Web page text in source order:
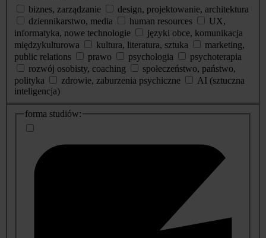
biznes, zarządzanie
design, projektowanie, architektura
dziennikarstwo, media
human resources
UX,
informatyka, nowe technologie
języki obce, komunikacja
międzykulturowa
kultura, literatura, sztuka
marketing,
public relations
prawo psychologia
psychoterapia
rozwój osobisty, coaching
społeczeństwo, państwo,
polityka
zdrowie, zaburzenia psychiczne
AI (sztuczna
inteligencja)
dodatkowe
informacje
forma studiów: